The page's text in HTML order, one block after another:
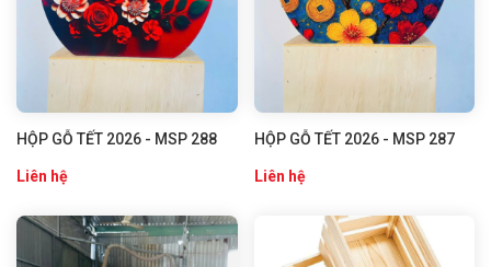
HỘP GỖ TẾT 2026 - MSP 288
Liên hệ
HỘP GỖ TẾT 2026 - MSP 287
Liên hệ